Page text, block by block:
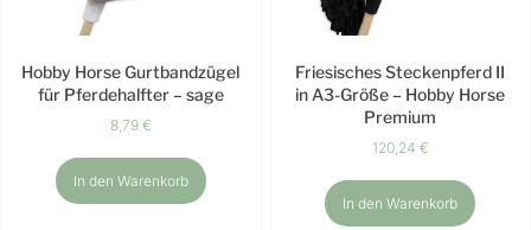
Hobby Horse Gurtbandzügel
für Pferdehalfter – sage
8,79 €
In den Warenkorb
Friesisches Steckenpferd II
in A3-Größe – Hobby Horse
Premium
120,24 €
In den Warenkorb